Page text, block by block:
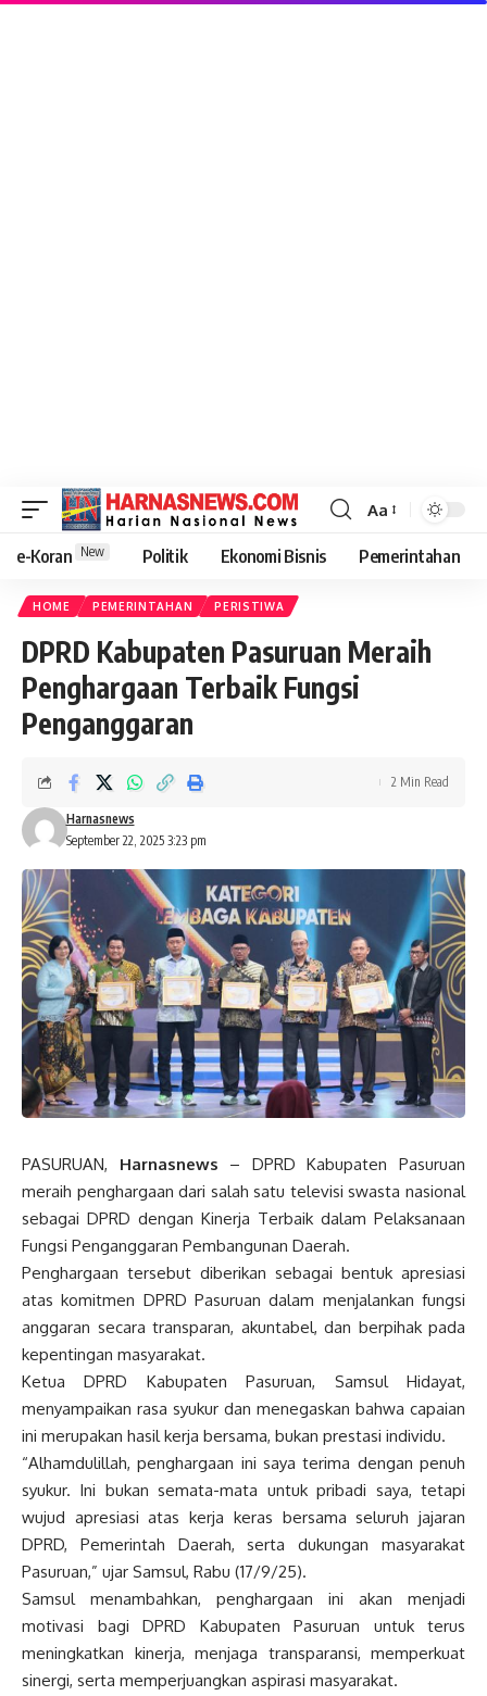
Aa
e-Koran New Politik Ekonomi Bisnis Pemerintahan
HOME PEMERINTAHAN PERISTIWA
DPRD Kabupaten Pasuruan Meraih
Penghargaan Terbaik Fungsi
Penganggaran
September 22, 2025 3:23 pm
Harnasnews
2 Min Read
PASURUAN, Harnasnews – DPRD Kabupaten Pasuruan
meraih penghargaan dari salah satu televisi swasta nasional
sebagai DPRD dengan Kinerja Terbaik dalam Pelaksanaan
Fungsi Penganggaran Pembangunan Daerah.
Penghargaan tersebut diberikan sebagai bentuk apresiasi
atas komitmen DPRD Pasuruan dalam menjalankan fungsi
anggaran secara transparan, akuntabel, dan berpihak pada
kepentingan masyarakat.
Ketua DPRD Kabupaten Pasuruan, Samsul Hidayat,
menyampaikan rasa syukur dan menegaskan bahwa capaian
ini merupakan hasil kerja bersama, bukan prestasi individu.
“Alhamdulillah, penghargaan ini saya terima dengan penuh
syukur. Ini bukan semata-mata untuk pribadi saya, tetapi
wujud apresiasi atas kerja keras bersama seluruh jajaran
DPRD, Pemerintah Daerah, serta dukungan masyarakat
Pasuruan,” ujar Samsul, Rabu (17/9/25).
Samsul menambahkan, penghargaan ini akan menjadi
motivasi bagi DPRD Kabupaten Pasuruan untuk terus
meningkatkan kinerja, menjaga transparansi, memperkuat
sinergi, serta memperjuangkan aspirasi masyarakat.